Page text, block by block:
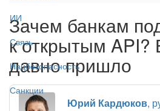
ИИ
Связь
Нацбезопасность
Санкции
Зачем банкам
к открытым API?
давно пришло
Юрий Кардюков,